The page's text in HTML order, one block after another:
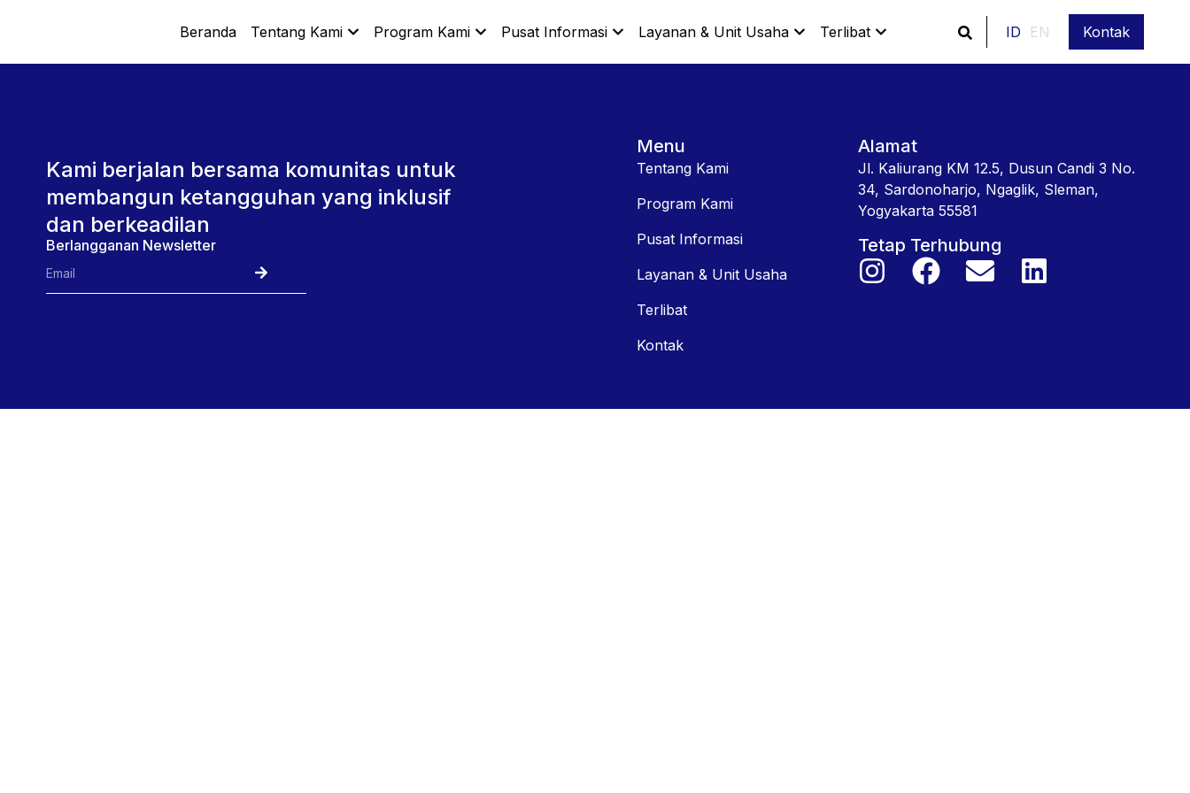
Beranda Tentang Kami Program Kami Pusat Informasi Layanan & Unit Usaha Terlibat ID EN Kontak
Kami berjalan bersama komunitas untuk
membangun ketangguhan yang inklusif
dan berkeadilan
Berlangganan Newsletter
Menu
Tentang Kami
Program Kami
Pusat Informasi
Layanan & Unit Usaha
Terlibat
Kontak
Alamat
Jl. Kaliurang KM 12.5, Dusun Candi 3 No.
34, Sardonoharjo, Ngaglik, Sleman,
Yogyakarta 55581
Tetap Terhubung